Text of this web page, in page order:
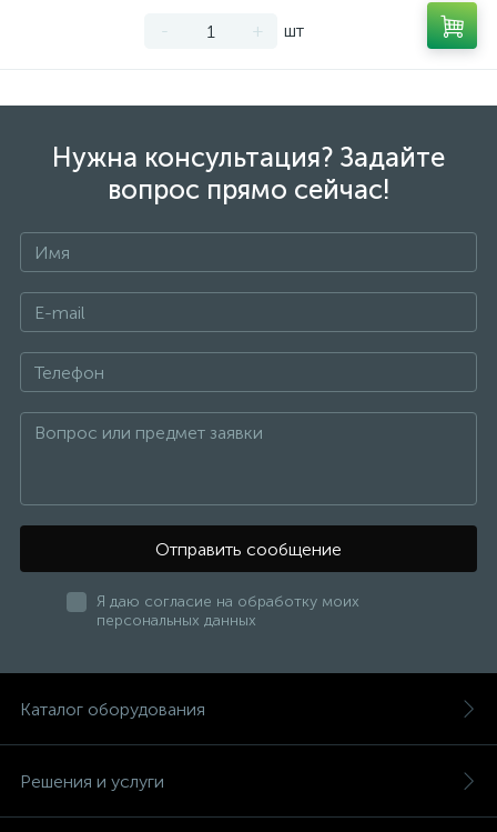
- + шт
Нужна консультация? Задайте
вопрос прямо сейчас!
Отправить сообщение
Я даю согласие на обработку моих
персональных данных
Каталог оборудования
Решения и услуги